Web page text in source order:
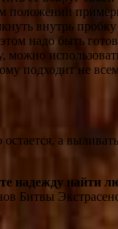
положении
внутрь пробку
надо быть
можно
подходит не
а
надежду найти
Битвы